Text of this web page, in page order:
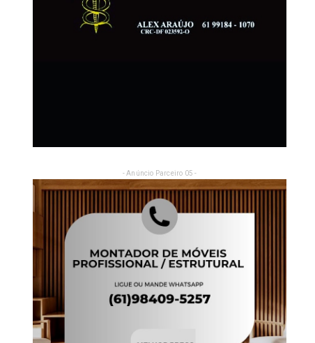
- Anúncio Parceiro 05 -